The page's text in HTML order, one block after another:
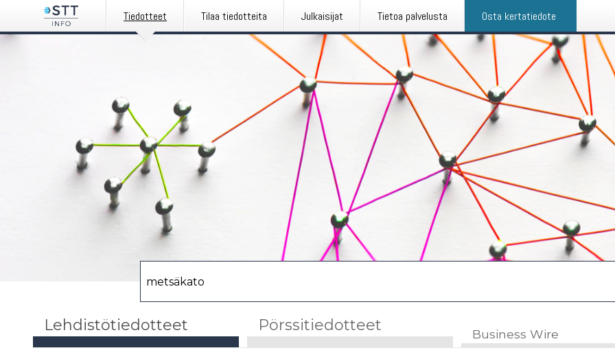
Tiedotteet Tilaa tiedotteita Julkaisijat Tietoa palvelusta Osta kertatiedote
Lehdistötiedotteet Pörssitiedotteet Business Wire